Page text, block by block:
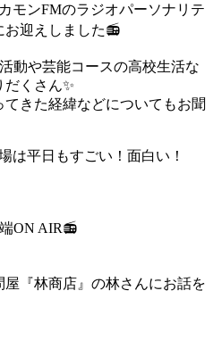
モンFMのラジオパーソナリテ
お迎えしました📻
動や芸能コースの高校生活な
くさん✨
きた経緯などについてもお聞
は平日もすごい！面白い！
ON AIR📻
『林商店』の林さんにお話を